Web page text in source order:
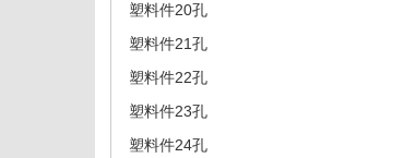
塑料件20孔
塑料件21孔
塑料件22孔
塑料件23孔
塑料件24孔